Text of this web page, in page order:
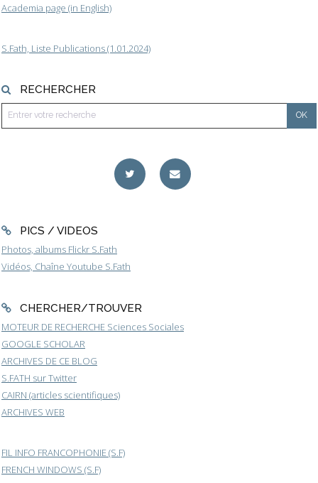
Academia page (in English)
S.Fath, Liste Publications (1.01.2024)
RECHERCHER
PICS / VIDEOS
Photos, albums Flickr S.Fath
Vidéos, Chaîne Youtube S.Fath
CHERCHER/TROUVER
MOTEUR DE RECHERCHE Sciences Sociales
GOOGLE SCHOLAR
ARCHIVES DE CE BLOG
S.FATH sur Twitter
CAIRN (articles scientifiques)
ARCHIVES WEB
FIL INFO FRANCOPHONIE (S.F)
FRENCH WINDOWS (S.F)